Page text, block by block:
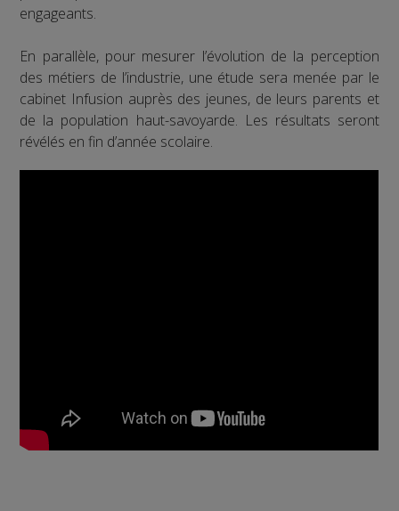
engageants.
En parallèle, pour mesurer l’évolution de la perception
des métiers de l’industrie, une étude sera menée par le
cabinet Infusion auprès des jeunes, de leurs parents et
de la population haut-savoyarde. Les résultats seront
révélés en fin d’année scolaire.